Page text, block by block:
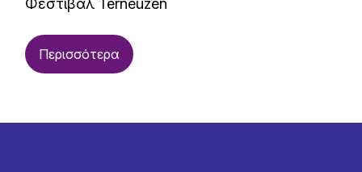
Φεστιβάλ Terneuzen
Περισσότερα